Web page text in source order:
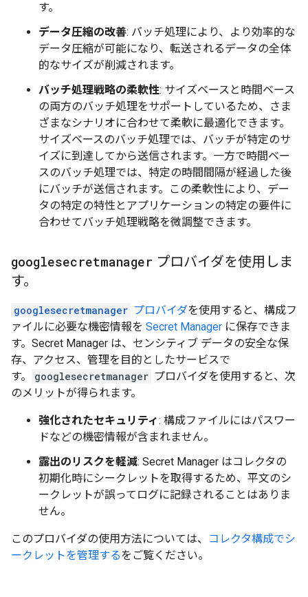
す。
データ圧縮の改善: バッチ処理により、より効率的な
データ圧縮が可能になり、転送されるデータの全体
的なサイズが削減されます。
バッチ処理戦略の柔軟性: サイズベースと時間ベース
の両方のバッチ処理をサポートしているため、さま
ざまなシナリオに合わせて柔軟に最適化できます。
サイズベースのバッチ処理では、バッチが特定のサ
イズに到達してから送信されます。一方で時間ベー
スのバッチ処理では、特定の時間間隔が経過した後
にバッチが送信されます。この柔軟性により、デー
タの特定の特性とアプリケーションの特定の要件に
合わせてバッチ処理戦略を微調整できます。
googlesecretmanager プロバイダを使用しま
す。
googlesecretmanager プロバイダを使用すると、構成フ
ァイルに必要な機密情報を Secret Manager に保存できま
す。Secret Manager は、センシティブ データの安全な保
存、アクセス、管理を目的としたサービスで
す。
googlesecretmanager プロバイダを使用すると、次
のメリットが得られます。
強化されたセキュリティ: 構成ファイルにはパスワー
ドなどの機密情報が含まれません。
露出のリスクを軽減: Secret Manager はコレクタの
初期化時にシークレットを取得するため、平文のシ
ークレットが誤ってログに記録されることはありま
せん。
このプロバイダの使用方法については、
コレクタ構成でシ
ークレットを管理するをご覧ください。